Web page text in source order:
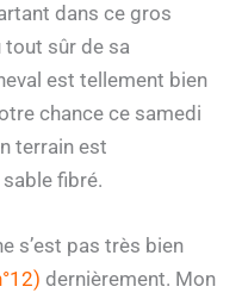
dans ce gros
tout sûr de sa
est tellement bien
chance ce samedi
terrain est
fibré.
s’est pas très bien
dernièrement. Mon